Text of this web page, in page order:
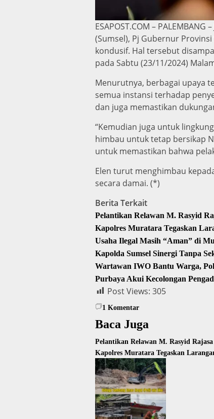
ESAPOST.COM –
(Sumsel), Pj Gubernur
kondusif. Hal tersebut
pada Sabtu (23/11/2024)
Menurutnya, berbagai upaya
semua instansi terhadap
dan juga memastikan
“Kemudian juga untuk
himbau untuk tetap bersikap
untuk memastikan bahwa
Elen turut menghimbau
secara damai. (*)
Berita Terkait
Pelantikan Relawan M. Rasyid
Kapolres Muratara Tegaskan
Usaha Ilegal Masih “Aman” di
Kapolda Sumsel Sinergi Tanpa
Wartawan IWO Bantu Warga,
Purbaya Akui Kecolongan
Post Views: 305
1 Komentar
Baca Juga
Pelantikan Relawan M. Rasyid
Kapolres Muratara Tegaskan